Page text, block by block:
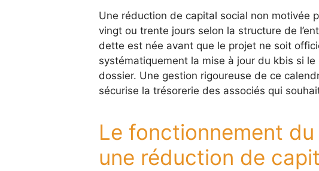
Une réduction de capital social non motivée
vingt ou trente jours selon la structure de
dette est née avant que le projet ne soit
systématiquement la mise à jour du kbis si
dossier. Une gestion rigoureuse de ce
sécurise la trésorerie des associés qui
Le fonctionnement
une réduction de